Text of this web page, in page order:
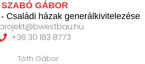
SZABÓ GÁBOR
Családi házak generálkivitelezése
projekt@bwestbau.hu
+36 30 183 8773